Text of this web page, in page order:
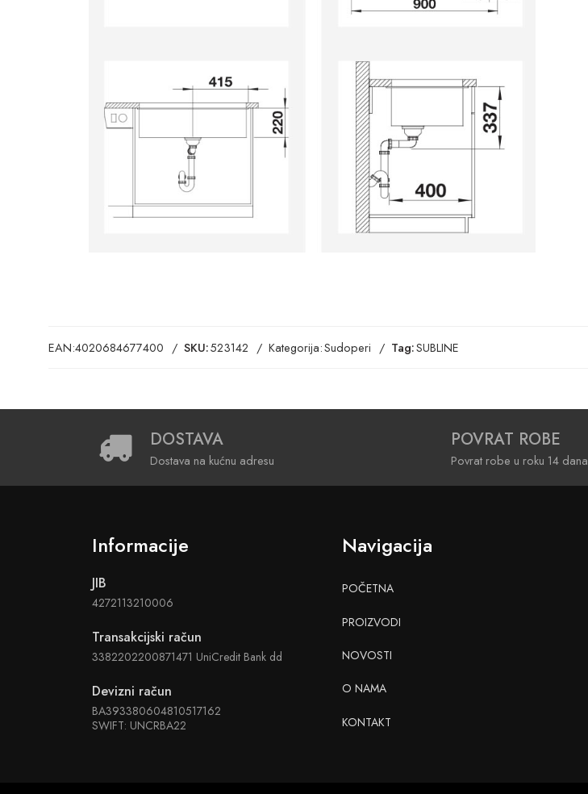
EAN:4020684677400 SKU:523142 Kategorija:Sudoperi Tag:SUBLINE
DOSTAVA
Dostava na kućnu adresu
POVRAT ROBE
Povrat robe u roku 14 dana
Informacije
JIB
4272113210006
Transakcijski račun
3382202200871471 UniCredit Bank dd
Devizni račun
BA393380604810517162
SWIFT: UNCRBA22
Navigacija
POČETNA
PROIZVODI
NOVOSTI
O NAMA
KONTAKT